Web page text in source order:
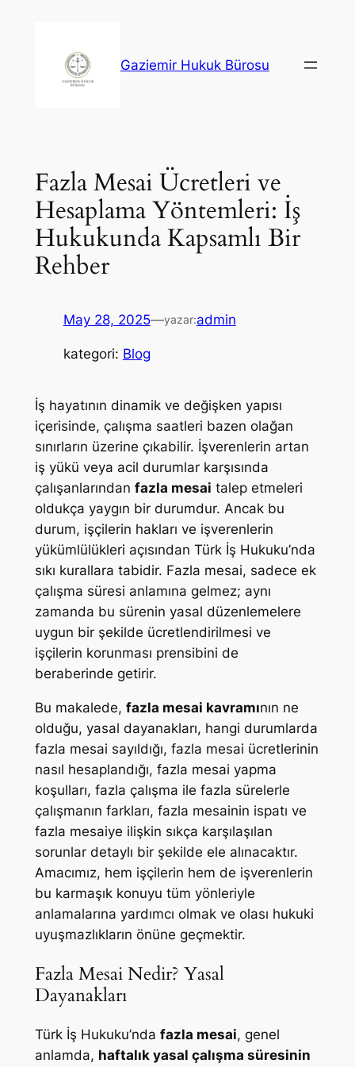
Gaziemir Hukuk Bürosu
Fazla Mesai Ücretleri ve
Hesaplama Yöntemleri: İş
Hukukunda Kapsamlı Bir
Rehber
May 28, 2025—yazar:admin
kategori: Blog
İş hayatının dinamik ve değişken yapısı
içerisinde, çalışma saatleri bazen olağan
sınırların üzerine çıkabilir. İşverenlerin artan
iş yükü veya acil durumlar karşısında
çalışanlarından fazla mesai talep etmeleri
oldukça yaygın bir durumdur. Ancak bu
durum, işçilerin hakları ve işverenlerin
yükümlülükleri açısından Türk İş Hukuku’nda
sıkı kurallara tabidir. Fazla mesai, sadece ek
çalışma süresi anlamına gelmez; aynı
zamanda bu sürenin yasal düzenlemelere
uygun bir şekilde ücretlendirilmesi ve
işçilerin korunması prensibini de
beraberinde getirir.
Bu makalede, fazla mesai kavramının ne
olduğu, yasal dayanakları, hangi durumlarda
fazla mesai sayıldığı, fazla mesai ücretlerinin
nasıl hesaplandığı, fazla mesai yapma
koşulları, fazla çalışma ile fazla sürelerle
çalışmanın farkları, fazla mesainin ispatı ve
fazla mesaiye ilişkin sıkça karşılaşılan
sorunlar detaylı bir şekilde ele alınacaktır.
Amacımız, hem işçilerin hem de işverenlerin
bu karmaşık konuyu tüm yönleriyle
anlamalarına yardımcı olmak ve olası hukuki
uyuşmazlıkların önüne geçmektir.
Fazla Mesai Nedir? Yasal
Dayanakları
Türk İş Hukuku’nda fazla mesai, genel
anlamda, haftalık yasal çalışma süresinin